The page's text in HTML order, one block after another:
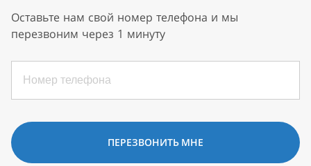
Оставьте нам свой номер телефона и мы
перезвоним через 1 минуту
ПЕРЕЗВОНИТЬ МНЕ